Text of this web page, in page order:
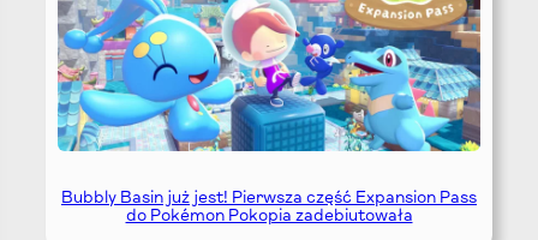
Bubbly Basin już jest! Pierwsza część Expansion Pass
do Pokémon Pokopia zadebiutowała